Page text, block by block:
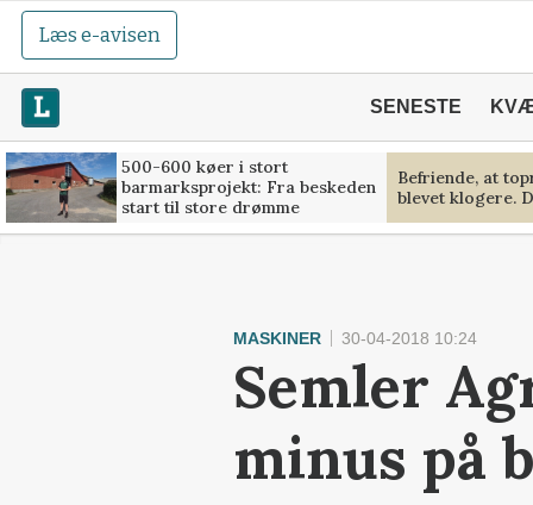
Læs e-avisen
SENESTE
500-600 køer i stort
barmarksprojekt: Fra beskeden
start til store drømme
Befriende, at
blevet klogere.
MASKINER 30-04-2018 10:24
Semler
minus på